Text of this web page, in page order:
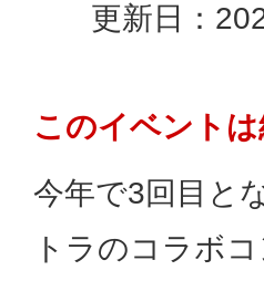
更新日：
このイベントは
今年で3回目と
トラのコラボ